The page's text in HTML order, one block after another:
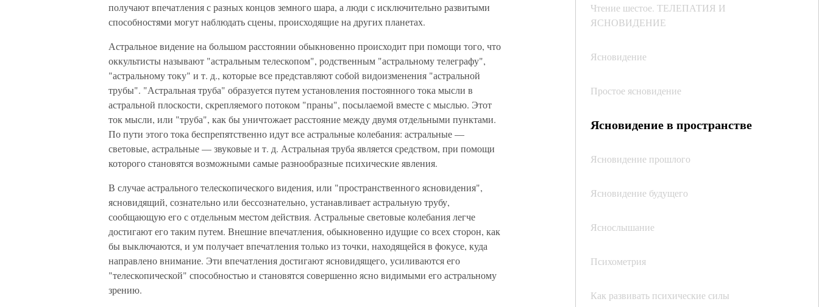
Чтение шестое. ТЕЛЕПАТИЯ И
ЯСНОВИДЕНИЕ
Ясновидение
Простое ясновидение
Ясновидение в пространстве
Ясновидение прошлого
Ясновидение будущего
Яснослышание
Психометрия
Как развивать психические силы
получают впечатления с разных концов земного шара, а люди с исключительно развитыми
способностями могут наблюдать сцены, происходящие на других планетах.
Астральное видение на большом расстоянии обыкновенно происходит при помощи того, что
оккультисты называют "астральным телескопом", родственным "астральному телеграфу",
"астральному току" и т. д., которые все представляют собой видоизменения "астральной
трубы". "Астральная труба" образуется путем установления постоянного тока мысли в
астральной плоскости, скрепляемого потоком "праны", посылаемой вместе с мыслью. Этот
ток мысли, или "труба", как бы уничтожает расстояние между двумя отдельными пунктами.
По пути этого тока беспрепятственно идут все астральные колебания: астральные —
световые, астральные — звуковые и т. д. Астральная труба является средством, при помощи
которого становятся возможными самые разнообразные психические явления.
В случае астрального телескопического видения, или "пространственного ясновидения",
ясновидящий, сознательно или бессознательно, устанавливает астральную трубу,
сообщающую его с отдельным местом действия. Астральные световые колебания легче
достигают его таким путем. Внешние впечатления, обыкновенно идущие со всех сторон, как
бы выключаются, и ум получает впечатления только из точки, находящейся в фокусе, куда
направлено внимание. Эти впечатления достигают ясновидящего, усиливаются его
"телескопической" способностью и становятся совершенно ясно видимыми его астральному
зрению.